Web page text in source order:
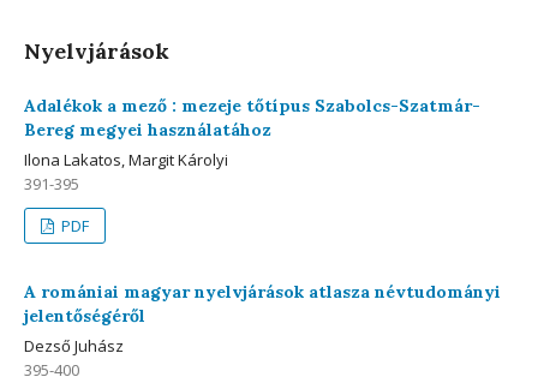
Nyelvjárások
Adalékok a mező : mezeje tőtípus Szabolcs-Szatmár-
Bereg megyei használatához
Ilona Lakatos, Margit Károlyi
391-395
PDF
A romániai magyar nyelvjárások atlasza névtudományi
jelentőségéről
Dezső Juhász
395-400